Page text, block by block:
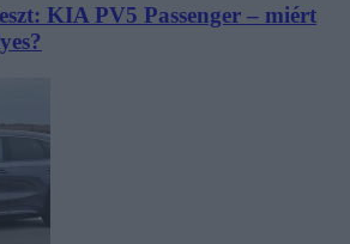
KIA PV5 Passenger – miért